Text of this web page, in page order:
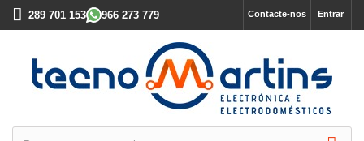
Entrar
Contacte-nos
289 701 153 966 273 779